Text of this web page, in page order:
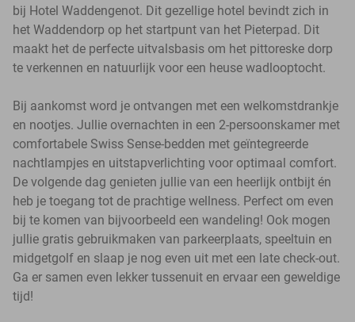
bij Hotel Waddengenot. Dit gezellige hotel bevindt zich in
het Waddendorp op het startpunt van het Pieterpad. Dit
maakt het de perfecte uitvalsbasis om het pittoreske dorp
te verkennen en natuurlijk voor een heuse wadlooptocht.
Bij aankomst word je ontvangen met een welkomstdrankje
en nootjes. Jullie overnachten in een 2-persoonskamer met
comfortabele Swiss Sense-bedden met geïntegreerde
nachtlampjes en uitstapverlichting voor optimaal comfort.
De volgende dag genieten jullie van een heerlijk ontbijt én
heb je toegang tot de prachtige wellness. Perfect om even
bij te komen van bijvoorbeeld een wandeling! Ook mogen
jullie gratis gebruikmaken van parkeerplaats, speeltuin en
midgetgolf en slaap je nog even uit met een late check-out.
Ga er samen even lekker tussenuit en ervaar een geweldige
tijd!